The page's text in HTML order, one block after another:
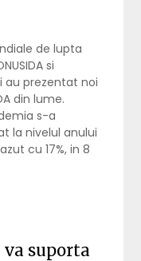
de lupta
si
au prezentat noi
din lume.
s-a
la nivelul anului
cu 17%, in 8
suporta